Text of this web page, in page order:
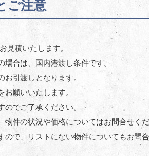
ご注意
見積いたします。
合は、国内港渡し条件です。
引渡しとなります。
願いいたします。
でご了承ください。
件の状況や価格についてはお問合せく
で、リストにない物件についてもお問